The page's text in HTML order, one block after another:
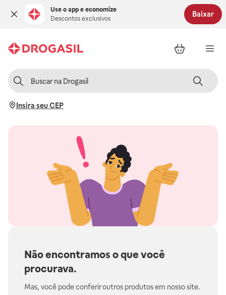
Use o app e economize
Descontos exclusivos
Baixar
Insira seu CEP
Não encontramos o que você
procurava.
Mas, você pode conferir outros produtos em nosso site.